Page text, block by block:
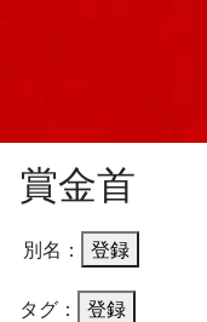
賞金首
別名： 登録
タグ： 登録